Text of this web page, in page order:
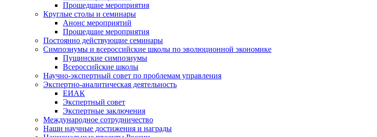
Прошедшие мероприятия
Круглые столы и семинары
Анонс мероприятий
Прошедшие мероприятия
Постоянно действующие семинары
Симпозиумы и всероссийские школы по эволюционной экономике
Пущинские симпозиумы
Всероссийские школы
Научно-экспертный совет по проблемам управления
Экспертно-аналитическая деятельность
ЕИАК
Экспертный совет
Экспертные заключения
Международное сотрудничество
Наши научные достижения и награды